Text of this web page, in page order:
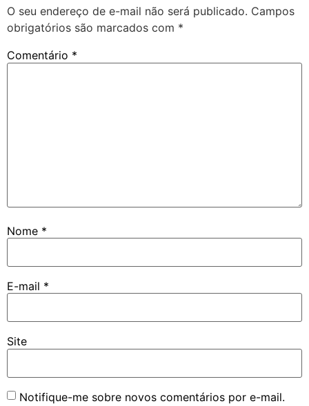
O seu endereço de e-mail não será publicado. Campos
obrigatórios são marcados com *
Comentário *
Nome *
E-mail *
Site
Notifique-me sobre novos comentários por e-mail.